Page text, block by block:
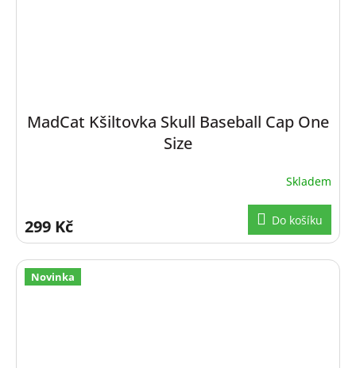
MadCat Kšiltovka Skull Baseball Cap One
Size
Skladem
299 Kč Do košíku
Novinka